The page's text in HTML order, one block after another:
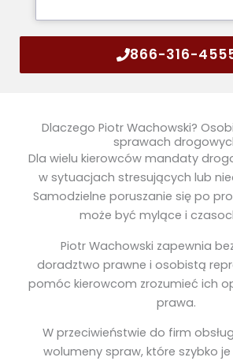
866-316-
Dlaczego Piotr Wachowski?
sprawach
Dla wielu kierowców mandaty
w sytuacjach stresujących lub
Samodzielne poruszanie się po
może być mylące i
Piotr Wachowski zapewnia
doradztwo prawne i osobistą
pomóc kierowcom zrozumieć ich
prawa.
W przeciwieństwie do firm
wolumeny spraw, które szybko